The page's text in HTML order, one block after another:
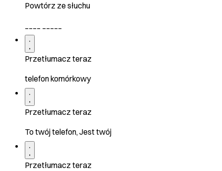
Powtórz ze słuchu
Przetłumacz teraz
telefon komórkowy
Przetłumacz teraz
To twój telefon, Jest twój
Przetłumacz teraz